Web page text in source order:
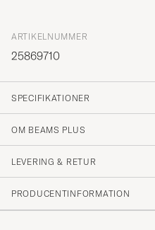
ARTIKELNUMMER
25869710
SPECIFIKATIONER
OM BEAMS PLUS
LEVERING & RETUR
PRODUCENTINFORMATION